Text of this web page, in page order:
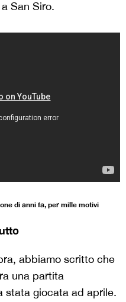
San Siro.
di anni fa, per mille motivi
abbiamo scritto che
una partita
stata giocata ad aprile.